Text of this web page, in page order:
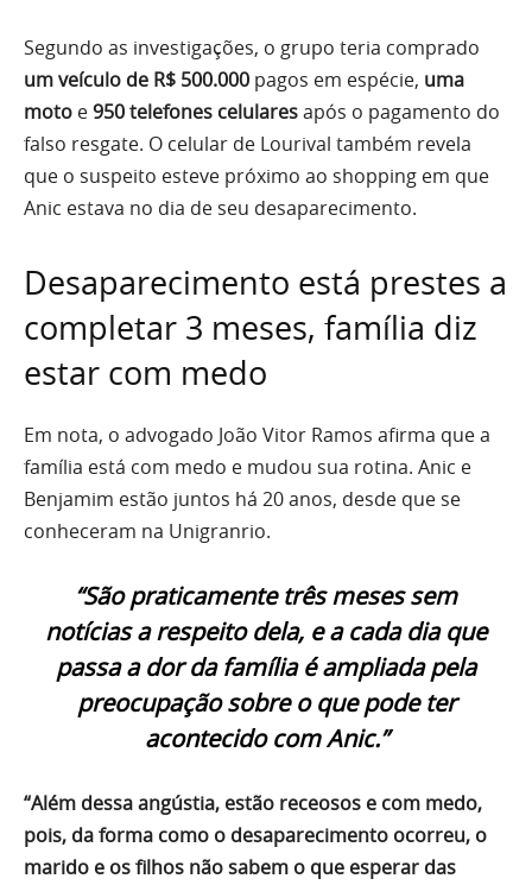
Segundo as investigações, o grupo teria comprado
um veículo de R$ 500.000 pagos em espécie, uma
moto e950 telefones celularesapós o pagamento do
falso resgate. O celular de Lourival também revela
que o suspeito esteve próximo ao shopping em que
Anic estava no dia de seu desaparecimento.
Desaparecimento está prestes a
completar 3 meses, família diz
estar com medo
Em nota, o advogado João Vitor Ramos afirma que a
família está com medo e mudou sua rotina. Anic e
Benjamim estão juntos há 20 anos, desde que se
conheceram na Unigranrio.
“São praticamente três meses sem
notícias a respeito dela, e a cada dia que
passa a dor da família é ampliada pela
preocupação sobre o que pode ter
acontecido com Anic.”
“Além dessa angústia, estão receosos e com medo,
pois, da forma como o desaparecimento ocorreu, o
marido e os filhos não sabem o que esperar das